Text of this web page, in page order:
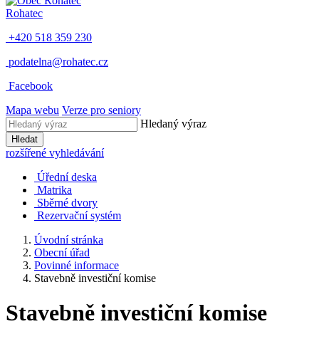
Rohatec
+420 518 359 230
podatelna@rohatec.cz
Facebook
Mapa webu Verze pro seniory
Hledaný výraz
Hledat
rozšířené vyhledávání
Úřední deska
Matrika
Sběrné dvory
Rezervační systém
Úvodní stránka
Obecní úřad
Povinné informace
Stavebně investiční komise
Stavebně investiční komise